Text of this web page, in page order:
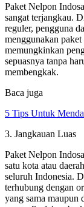
Paket Nelpon
sangat terjangkau.
reguler, pengguna
menggunakan
memungkinkan
sepuasnya tanpa
membengkak.
Baca juga
5 Tips Untuk
3. Jangkauan Luas
Paket Nelpon
satu kota atau
seluruh Indonesia.
terhubung dengan
yang sama maupun